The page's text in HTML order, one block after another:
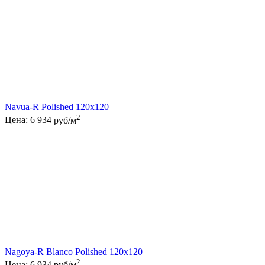
Navua-R Polished 120x120
Цена: 6 934 руб/м2
Nagoya-R Blanco Polished 120x120
2